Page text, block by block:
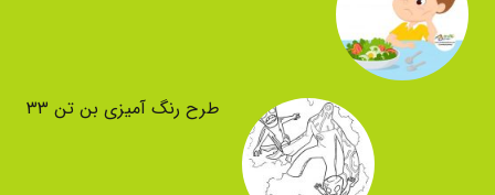
طرح رنگ آمیزی بن تن ۳۳